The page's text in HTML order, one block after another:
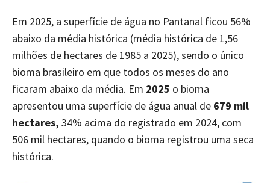
Em 2025, a superfície de água no Pantanal ficou 56%
abaixo da média histórica (média histórica de 1,56
milhões de hectares de 1985 a 2025), sendo o único
bioma brasileiro em que todos os meses do ano
ficaram abaixo da média. Em 2025 o bioma
apresentou uma superfície de água anual de 679 mil
hectares, 34% acima do registrado em 2024, com
506 mil hectares, quando o bioma registrou uma seca
histórica.